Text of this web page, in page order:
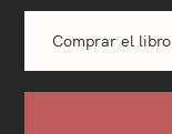
Comprar el libro